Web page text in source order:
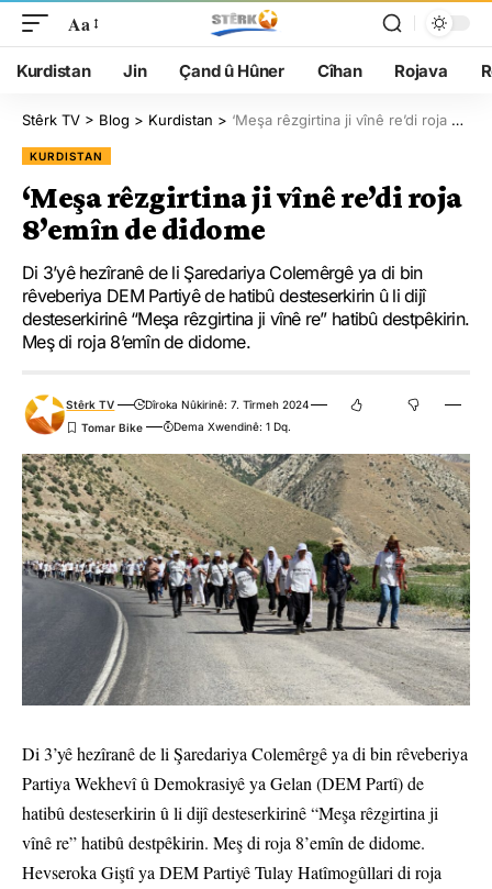
Aa
Kurdistan Jin Çand û Hûner Cîhan Rojava
Stêrk TV > Blog > Kurdistan > ‘Meşa rêzgirtina ji vînê re’di roja 8’emîn de didome
KURDISTAN
‘Meşa rêzgirtina ji vînê re’di roja
8’emîn de didome
Di 3’yê hezîranê de li Şaredariya Colemêrgê ya di bin
rêveberiya DEM Partiyê de hatibû desteserkirin û li dijî
desteserkirinê “Meşa rêzgirtina ji vînê re” hatibû destpêkirin.
Meş di roja 8’emîn de didome.
Stêrk TV
Dîroka Nûkirinê: 7. Tîrmeh 2024
Dema Xwendinê: 1 Dq.
Di 3’yê hezîranê de li Şaredariya Colemêrgê ya di bin rêveberiya
Partiya Wekhevî û Demokrasiyê ya Gelan (DEM Partî) de
hatibû desteserkirin û li dijî desteserkirinê “Meşa rêzgirtina ji
vînê re” hatibû destpêkirin. Meş di roja 8’emîn de didome.
Hevseroka Giştî ya DEM Partiyê Tulay Hatîmogûllari di roja